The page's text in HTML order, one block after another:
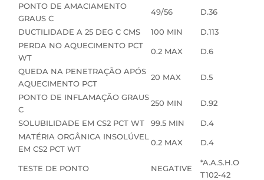
PONTO DE AMACIAMENTO
GRAUS C
49/56 D.36
DUCTILIDADE A 25 DEG C CMS 100 MIN
D.113
PERDA NO AQUECIMENTO PCT
WT
0.2 MAX D.6
QUEDA NA PENETRAÇÃO APÓS
AQUECIMENTO PCT
20 MAX D.5
PONTO DE INFLAMAÇÃO GRAUS
C
250 MIN D.92
SOLUBILIDADE EM CS2 PCT WT 99.5 MIN
D.4
MATÉRIA ORGÂNICA INSOLÚVEL
EM CS2 PCT WT
0.2 MAX D.4
TESTE DE PONTO NEGATIVE
*A.A.S.H.O
T102-42